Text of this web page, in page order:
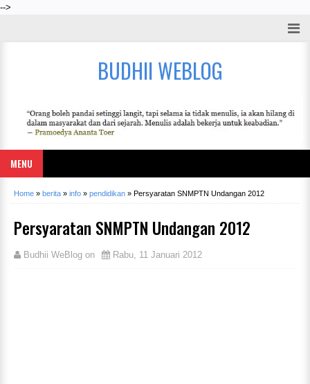
-->
BUDHII WEBLOG
MENU
Home » berita » info » pendidikan » Persyaratan SNMPTN Undangan 2012
Persyaratan SNMPTN Undangan 2012
Budhii WeBlog on Rabu, 11 Januari 2012